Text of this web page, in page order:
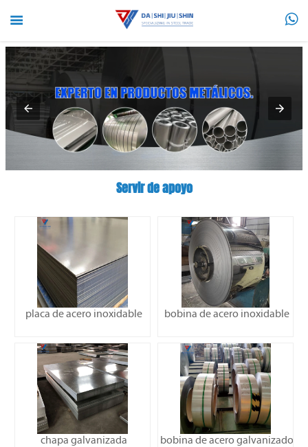
 
Servir de apoyo
placa de acero inoxidable bobina de acero inoxidable
chapa galvanizada bobina de acero galvanizado